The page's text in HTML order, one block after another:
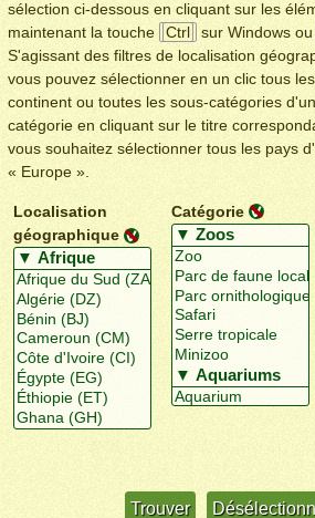
sélection ci-dessous en cliquant sur les
maintenant la touche
Ctrl sur Windows ou
S'agissant des filtres de localisation
vous pouvez sélectionner en un clic tous
continent ou toutes les sous-catégories
catégorie en cliquant sur le titre
vous souhaitez sélectionner tous les pays
« Europe ».
Localisation
géographique
Catégorie